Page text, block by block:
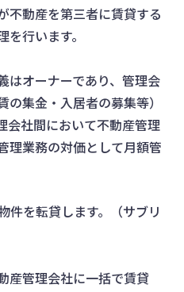
不動産を第三者に賃貸する
行います。
はオーナーであり、管理会
集金・入居者の募集等）
会社間において不動産管理
理業務の対価として月額管
件を転貸します。（サブリ
産管理会社に一括で賃貸